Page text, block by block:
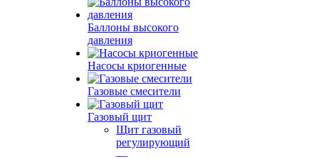
Баллоны высокого
давления
Насосы криогенные
Газовые смесители
Газовый щит
Щит газовый
регулирующий
—